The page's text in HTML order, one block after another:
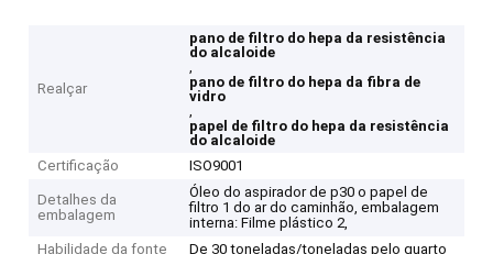
Realçar
pano de filtro do hepa da resistência
do alcaloide
,
pano de filtro do hepa da fibra de
vidro
,
papel de filtro do hepa da resistência
do alcaloide
Certificação
ISO9001
Detalhes da
embalagem
Óleo do aspirador de p30 o papel de
filtro 1 do ar do caminhão, embalagem
interna: Filme plástico 2,
Habilidade da fonte
De 30 toneladas/toneladas pelo quarto